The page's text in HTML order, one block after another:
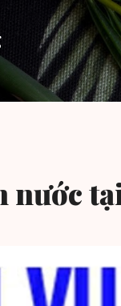
Chuyển
nước